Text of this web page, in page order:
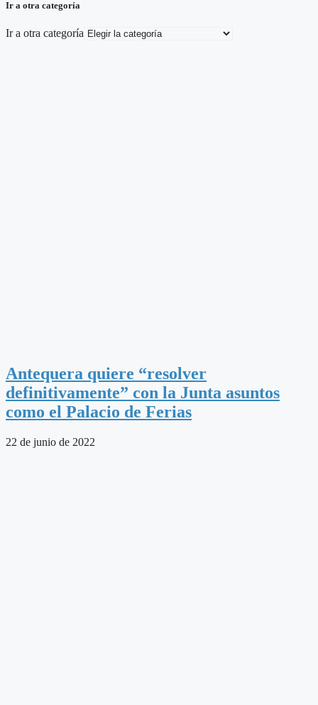
Ir a otra categoría
Ir a otra categoría
Antequera quiere “resolver
definitivamente” con la Junta asuntos
como el Palacio de Ferias
22 de junio de 2022